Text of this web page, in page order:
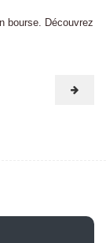
bourse. Découvrez